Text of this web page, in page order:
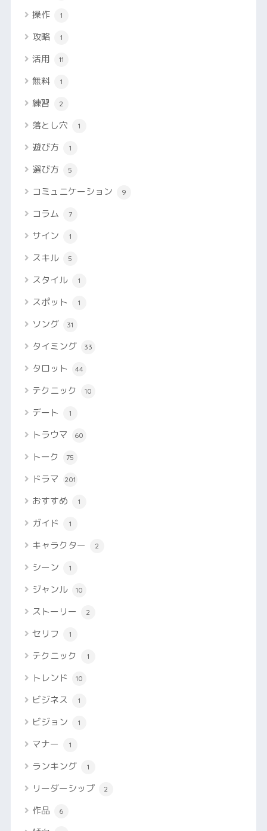
操作 1
攻略 1
活用 11
無料 1
練習 2
落とし穴 1
遊び方 1
選び方 5
コミュニケーション 9
コラム 7
サイン 1
スキル 5
スタイル 1
スポット 1
ソング 31
タイミング 33
タロット 44
テクニック 10
デート 1
トラウマ 60
トーク 75
ドラマ 201
おすすめ 1
ガイド 1
キャラクター 2
シーン 1
ジャンル 10
ストーリー 2
セリフ 1
テクニック 1
トレンド 10
ビジネス 1
ビジョン 1
マナー 1
ランキング 1
リーダーシップ 2
作品 6